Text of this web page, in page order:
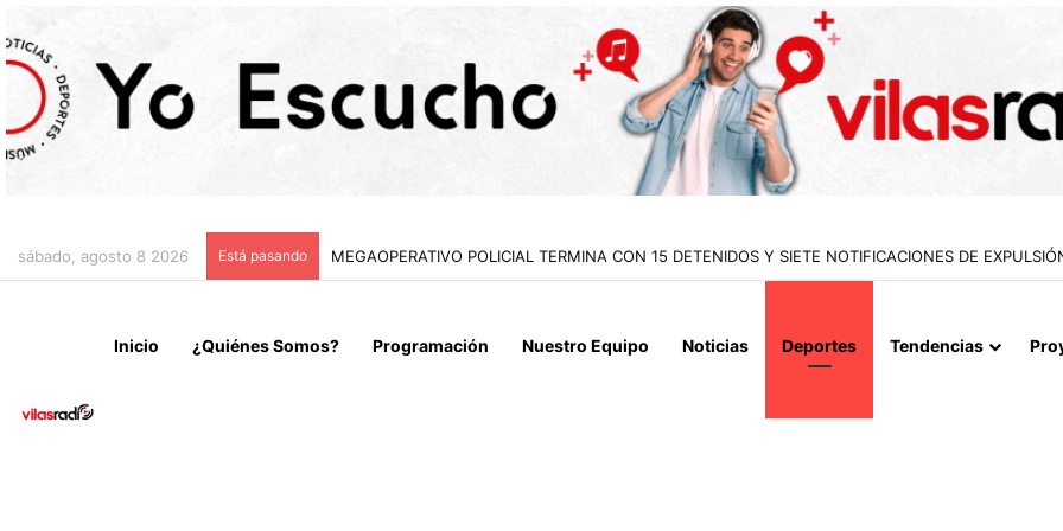
sábado, agosto 8 2026 Está pasando
Inicio ¿Quiénes Somos? Programación Nuestro Equipo Noticias Deportes Tendencias